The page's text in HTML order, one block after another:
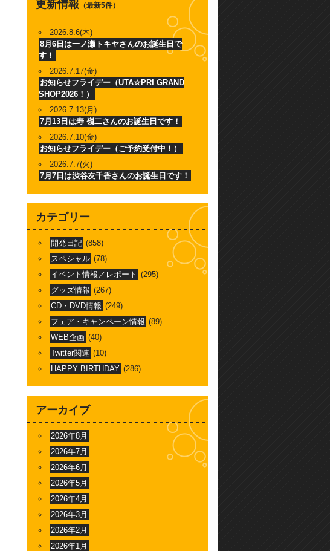
更新情報 （最新5件）
2026.8.6(木)
8月6日は一ノ瀬トキヤさんのお誕生日で
す！
2026.7.17(金)
お知らせフライデー（UTA☆PRI GRAND
SHOP2026！）
2026.7.13(月)
7月13日は寿 嶺二さんのお誕生日です！
2026.7.10(金)
お知らせフライデー（ご予約受付中！）
2026.7.7(火)
7月7日は渋谷友千香さんのお誕生日です！
カテゴリー
開発日記 (858)
スペシャル (78)
イベント情報／レポート (295)
グッズ情報 (267)
CD・DVD情報 (249)
フェア・キャンペーン情報 (89)
WEB企画 (40)
Twitter関連 (10)
HAPPY BIRTHDAY (286)
アーカイブ
2026年8月
2026年7月
2026年6月
2026年5月
2026年4月
2026年3月
2026年2月
2026年1月